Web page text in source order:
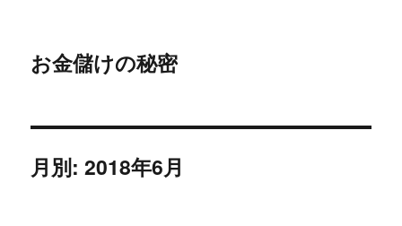
お金儲けの秘密
月別: 2018年6月